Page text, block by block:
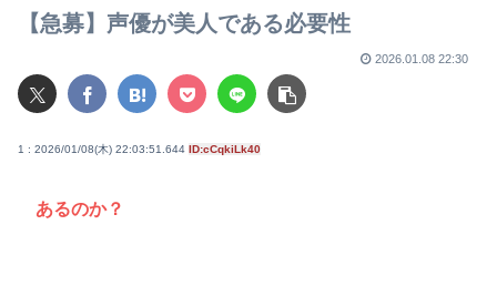
【急募】声優が美人である必要性
2026.01.08 22:30
1 : 2026/01/08(木) 22:03:51.644 ID:cCqkiLk40
あるのか？